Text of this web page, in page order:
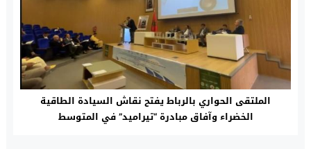
الملتقى الحواري بالرباط يفتح نقاش السيادة الطاقية
الخضراء وآفاق مبادرة “تيراميد” في المتوسط